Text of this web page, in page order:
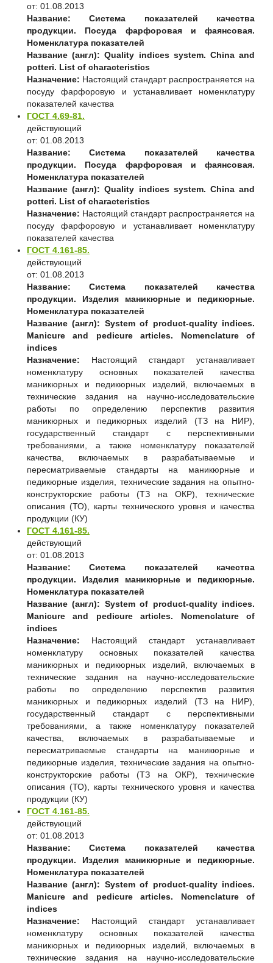
от: 01.08.2013
Название:
Система показателей качества
продукции. Посуда фарфоровая и фаянсовая.
Номенклатура показателей
Название (англ): Quality indices system. China and
potteri. List of characteristics
Назначение: Настоящий стандарт распространяется на
посуду фарфоровую и устанавливает номенклатуру
показателей качества
ГОСТ 4.69-81.
действующий
от: 01.08.2013
Название:
Система показателей качества
продукции. Посуда фарфоровая и фаянсовая.
Номенклатура показателей
Название (англ): Quality indices system. China and
potteri. List of characteristics
Назначение: Настоящий стандарт распространяется на
посуду фарфоровую и устанавливает номенклатуру
показателей качества
ГОСТ 4.161-85.
действующий
от: 01.08.2013
Название:
Система показателей качества
продукции. Изделия маникюрные и педикюрные.
Номенклатура показателей
Название (англ): System of product-quality indices.
Manicure and pedicure articles. Nomenclature of
indices
Назначение: Настоящий стандарт устанавливает
номенклатуру основных показателей качества
маникюрных и педикюрных изделий, включаемых в
технические задания на научно-исследовательские
работы по определению перспектив развития
маникюрных и педикюрных изделий (ТЗ на НИР),
государственный стандарт с перспективными
требованиями, а также номенклатуру показателей
качества, включаемых в разрабатываемые и
пересматриваемые стандарты на маникюрные и
педикюрные изделия, технические задания на опытно-
конструкторские работы (ТЗ на ОКР), технические
описания (ТО), карты технического уровня и качества
продукции (КУ)
ГОСТ 4.161-85.
действующий
от: 01.08.2013
Название:
Система показателей качества
продукции. Изделия маникюрные и педикюрные.
Номенклатура показателей
Название (англ): System of product-quality indices.
Manicure and pedicure articles. Nomenclature of
indices
Назначение: Настоящий стандарт устанавливает
номенклатуру основных показателей качества
маникюрных и педикюрных изделий, включаемых в
технические задания на научно-исследовательские
работы по определению перспектив развития
маникюрных и педикюрных изделий (ТЗ на НИР),
государственный стандарт с перспективными
требованиями, а также номенклатуру показателей
качества, включаемых в разрабатываемые и
пересматриваемые стандарты на маникюрные и
педикюрные изделия, технические задания на опытно-
конструкторские работы (ТЗ на ОКР), технические
описания (ТО), карты технического уровня и качества
продукции (КУ)
ГОСТ 4.161-85.
действующий
от: 01.08.2013
Название:
Система показателей качества
продукции. Изделия маникюрные и педикюрные.
Номенклатура показателей
Название (англ): System of product-quality indices.
Manicure and pedicure articles. Nomenclature of
indices
Назначение: Настоящий стандарт устанавливает
номенклатуру основных показателей качества
маникюрных и педикюрных изделий, включаемых в
технические задания на научно-исследовательские